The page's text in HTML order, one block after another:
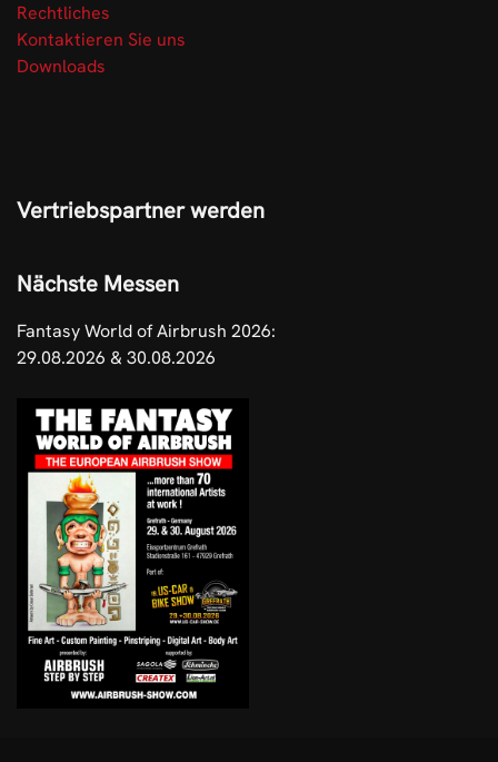
Rechtliches
Kontaktieren Sie uns
Downloads
Vertriebspartner werden
Nächste Messen
Fantasy World of Airbrush 2026:
29.08.2026 & 30.08.2026